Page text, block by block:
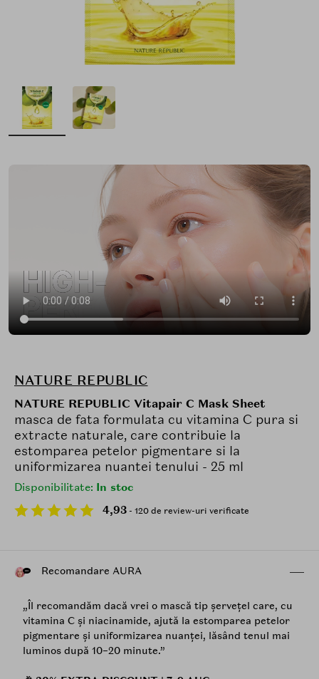
NATURE REPUBLIC
NATURE REPUBLIC Vitapair C Mask Sheet
masca de fata formulata cu vitamina C pura si
extracte naturale, care contribuie la
estomparea petelor pigmentare si la
uniformizarea nuantei tenului - 25 ml
Disponibilitate: In stoc
4,93 - 120 de review-uri verificate
Recomandare AURA
„Îl recomandăm dacă vrei o mască tip șervețel care, cu
vitamina C și niacinamide, ajută la estomparea petelor
pigmentare și uniformizarea nuanței, lăsând tenul mai
luminos după 10–20 minute.”